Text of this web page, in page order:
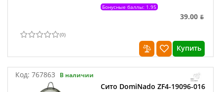
Бонусные баллы: 1.95
39.00 ƃ
(0)
Купить
Код: 767863 В наличии
Сито DomiNado ZF4-19096-016